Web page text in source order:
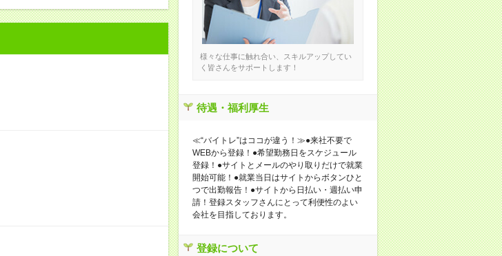
様々な仕事に触れ合い、スキルアップしてい
く皆さんをサポートします！
待遇・福利厚生
≪“バイトレ”はココが違う！≫●来社不要で
WEBから登録！●希望勤務日をスケジュール
登録！●サイトとメールのやり取りだけで就業
開始可能！●就業当日はサイトからボタンひと
つで出勤報告！●サイトから日払い・週払い申
請！登録スタッフさんにとって利便性のよい
会社を目指しております。
登録について